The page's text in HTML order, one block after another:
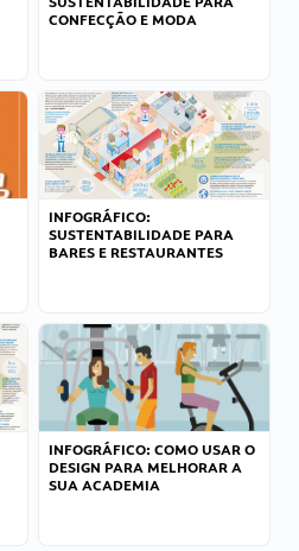
CONFECÇÃO E MODA
INFOGRÁFICO:
SUSTENTABILIDADE PARA
BARES E RESTAURANTES
INFOGRÁFICO: COMO USAR O
DESIGN PARA MELHORAR A
SUA ACADEMIA